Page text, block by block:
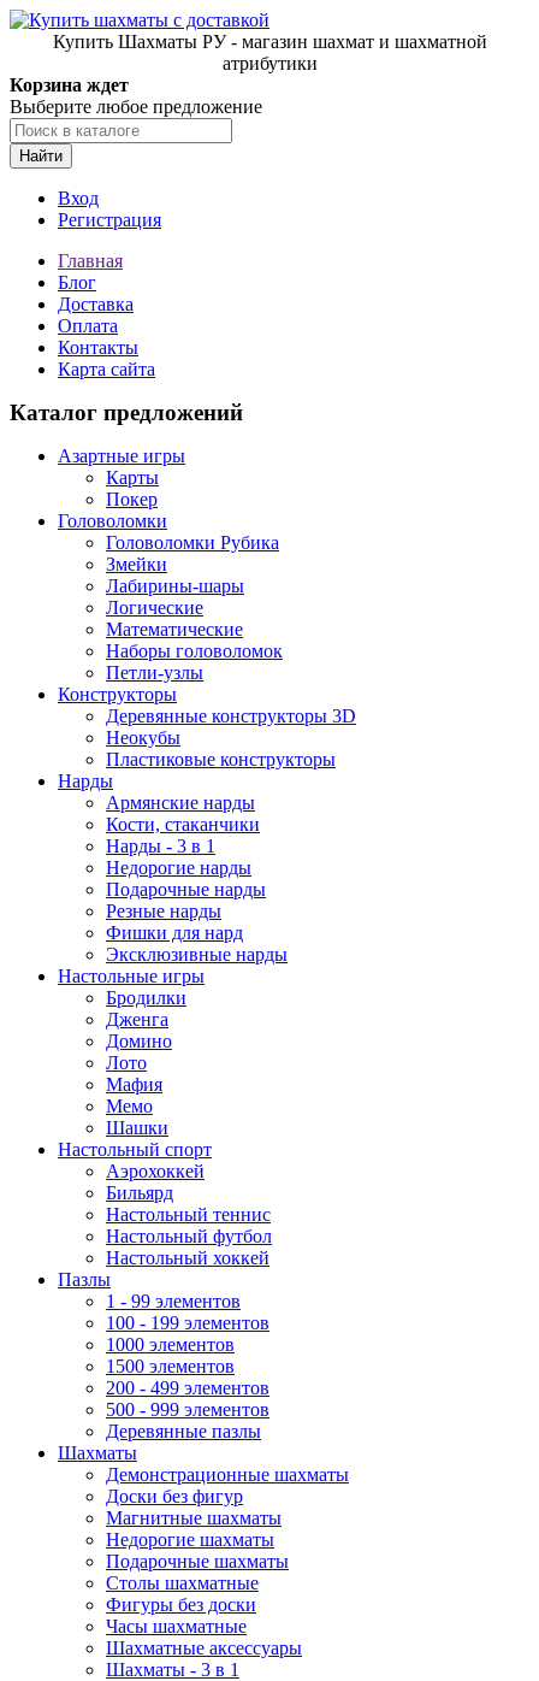
Купить Шахматы РУ - магазин шахмат и шахматной
атрибутики
Корзина ждет
Выберите любое предложение
Найти
Вход
Регистрация
Главная
Блог
Доставка
Оплата
Контакты
Карта сайта
Каталог предложений
Азартные игры
Карты
Покер
Головоломки
Головоломки Рубика
Змейки
Лабирины-шары
Логические
Математические
Наборы головоломок
Петли-узлы
Конструкторы
Деревянные конструкторы 3D
Неокубы
Пластиковые конструкторы
Нарды
Армянские нарды
Кости, стаканчики
Нарды - 3 в 1
Недорогие нарды
Подарочные нарды
Резные нарды
Фишки для нард
Эксклюзивные нарды
Настольные игры
Бродилки
Дженга
Домино
Лото
Мафия
Мемо
Шашки
Настольный спорт
Аэрохоккей
Бильярд
Настольный теннис
Настольный футбол
Настольный хоккей
Пазлы
1 - 99 элементов
100 - 199 элементов
1000 элементов
1500 элементов
200 - 499 элементов
500 - 999 элементов
Деревянные пазлы
Шахматы
Демонстрационные шахматы
Доски без фигур
Магнитные шахматы
Недорогие шахматы
Подарочные шахматы
Столы шахматные
Фигуры без доски
Часы шахматные
Шахматные аксессуары
Шахматы - 3 в 1